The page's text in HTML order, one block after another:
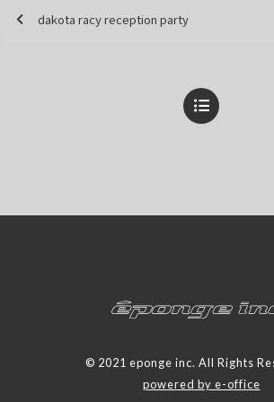
dakota racy reception party
© 2021 eponge inc. All Rights
powered by e-office